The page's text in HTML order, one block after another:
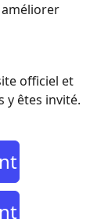
officiel et
y êtes invité.